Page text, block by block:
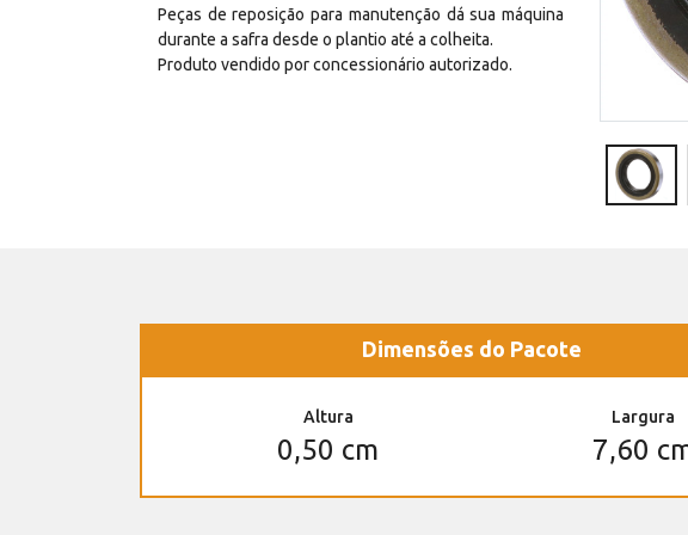
Peças de reposição para manutenção dá sua máquina
durante a safra desde o plantio até a colheita.
Produto vendido por concessionário autorizado.
Dimensões do Pacote
Altura
0,50 cm
Largura
7,60